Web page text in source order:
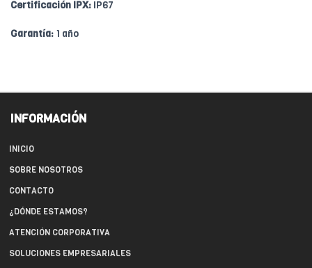
Certificación IPX: IP67
Garantía: 1 año
INFORMACIÓN
INICIO
SOBRE NOSOTROS
CONTACTO
¿DÓNDE ESTAMOS?
ATENCIÓN CORPORATIVA
SOLUCIONES EMPRESARIALES